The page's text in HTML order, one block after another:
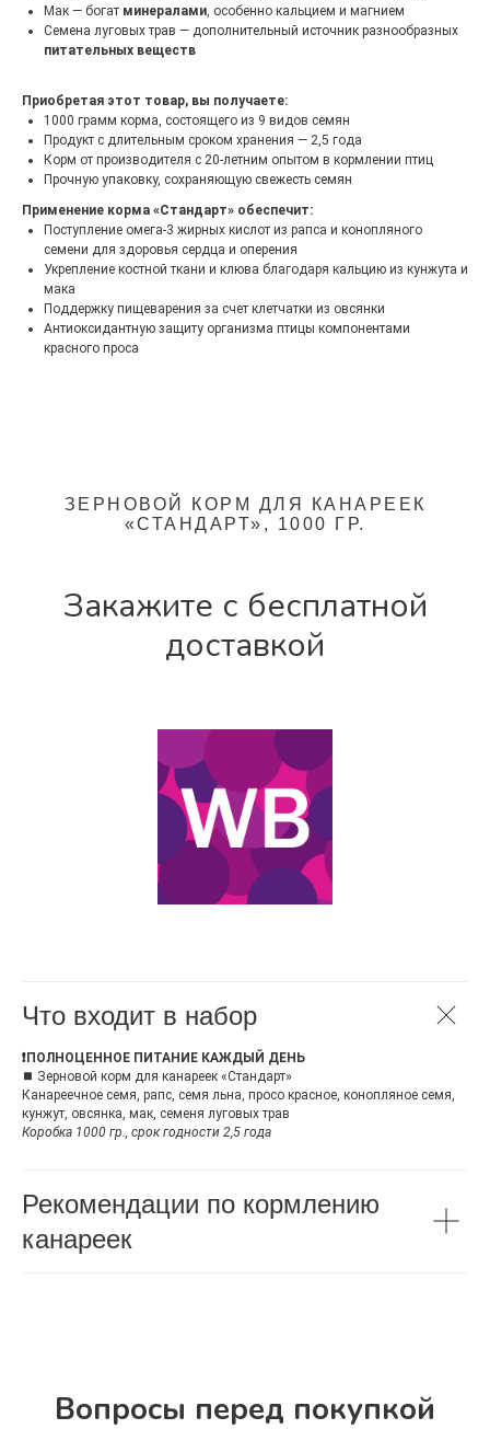
Мак — богат минералами , особенно кальцием и магнием
Семена луговых трав — дополнительный источник разнообразных
питательных веществ
Приобретая этот товар, вы получаете:
1000 грамм корма, состоящего из 9 видов семян
Продукт с длительным сроком хранения — 2,5 года
Корм от производителя с 20-летним опытом в кормлении птиц
Прочную упаковку, сохраняющую свежесть семян
Применение корма «Стандарт» обеспечит:
Поступление омега-3 жирных кислот из рапса и конопляного
семени для здоровья сердца и оперения
Укрепление костной ткани и клюва благодаря кальцию из кунжута и
мака
Поддержку пищеварения за счет клетчатки из овсянки
Антиоксидантную защиту организма птицы компонентами
красного проса
ЗЕРНОВОЙ КОРМ ДЛЯ КАНАРЕЕК
«СТАНДАРТ», 1000 ГР.
Закажите с бесплатной
доставкой
Что входит в набор
❗ПОЛНОЦЕННОЕ ПИТАНИЕ КАЖДЫЙ ДЕНЬ
⏹ Зерновой корм для канареек «Стандарт»
Канареечное семя, рапс, семя льна, просо красное, конопляное семя,
кунжут, овсянка, мак, семеня луговых трав
Коробка 1000 гр., срок годности 2,5 года
Рекомендации по кормлению
канареек
Вопросы перед покупкой